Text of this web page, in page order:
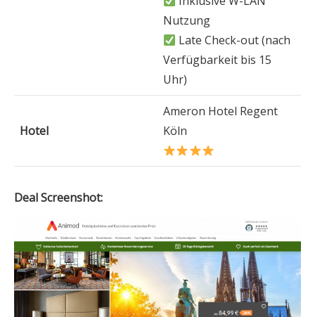
Nutzung
Late Check-out (nach
Verfügbarkeit bis 15
Uhr)
Hotel
Ameron Hotel Regent
Köln
Deal Screenshot: